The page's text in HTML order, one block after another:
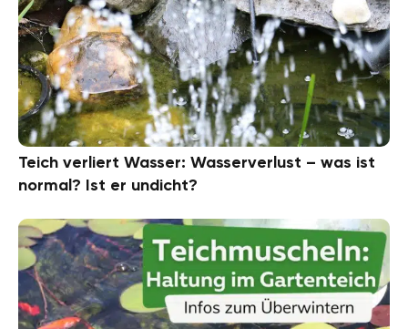
Teich verliert Wasser: Wasserverlust – was ist
normal? Ist er undicht?